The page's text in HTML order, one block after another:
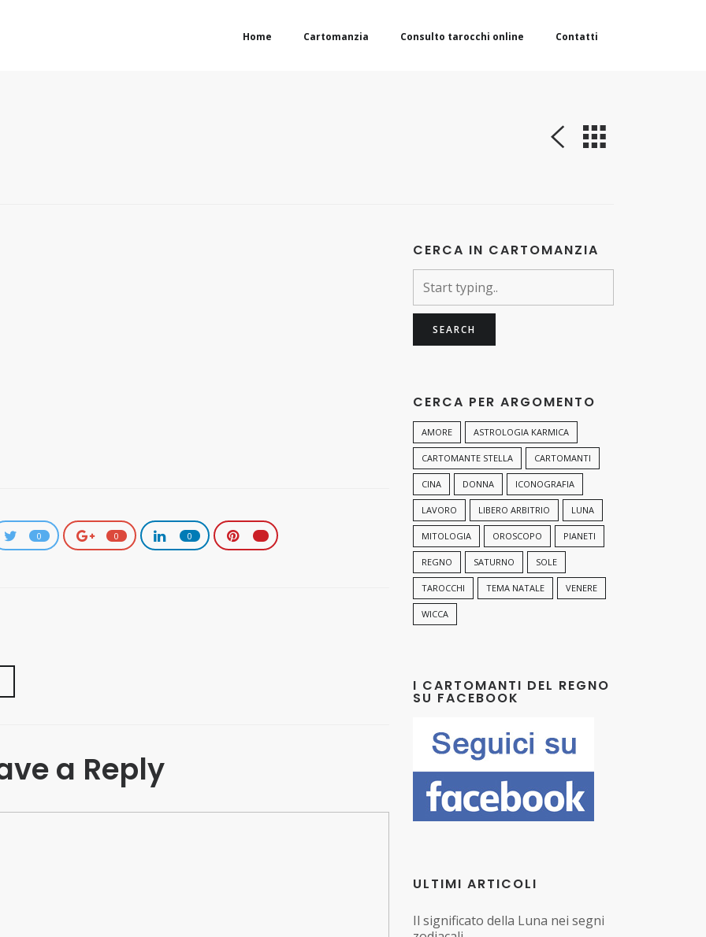
Home Cartomanzia Consulto tarocchi online Contatti
0 0 0
a Reply
CERCA IN CARTOMANZIA
CERCA PER ARGOMENTO
AMORE ASTROLOGIA KARMICA
CARTOMANTE STELLA CARTOMANTI
CINA DONNA ICONOGRAFIA
LAVORO LIBERO ARBITRIO LUNA
MITOLOGIA OROSCOPO PIANETI
REGNO SATURNO SOLE
TAROCCHI TEMA NATALE VENERE
WICCA
I CARTOMANTI DEL REGNO
SU FACEBOOK
ULTIMI ARTICOLI
Il significato della Luna nei segni